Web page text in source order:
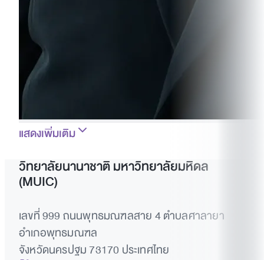
แสดงเพิ่มเติม
วิทยาลัยนานาชาติ มหาวิทยาลัยมหิดล
(MUIC)
เลขที่ 999 ถนนพุทธมณฑลสาย 4 ตำบลศาลายา
อำเภอพุทธมณฑล
จังหวัดนครปฐม 73170 ประเทศไทย